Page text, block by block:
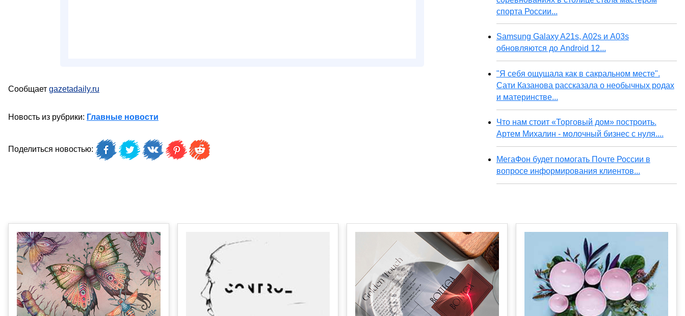
Сообщает gazetadaily.ru
Новость из рубрики: Главные новости
Поделиться новостью:
спорта России...
Samsung Galaxy A21s, A02s и A03s
обновляются до Android 12...
"Я себя ощущала как в сакральном месте".
Сати Казанова рассказала о необычных родах
и материнстве...
Что нам стоит «Торговый дом» построить.
Артем Михалин - молочный бизнес с нуля....
МегаФон будет помогать Почте России в
вопросе информирования клиентов...